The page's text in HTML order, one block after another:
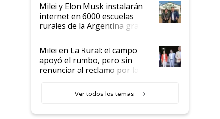
Milei y Elon Musk instalarán
internet en 6000 escuelas
rurales de la Argentina gracias
a un acuerdo con Starlink
Milei en La Rural: el campo
apoyó el rumbo, pero sin
renunciar al reclamo por las
Ver todos los temas